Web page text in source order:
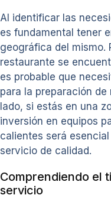
Al identificar las
es fundamental tener
geográfica del mismo.
restaurante se
es probable que
para la preparación
lado, si estás en una
inversión en equipos
calientes será
servicio de calidad.
Comprendiendo el
servicio